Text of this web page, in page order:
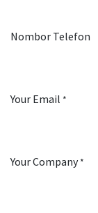
Nombor Telefon
Your Email *
Your Company*